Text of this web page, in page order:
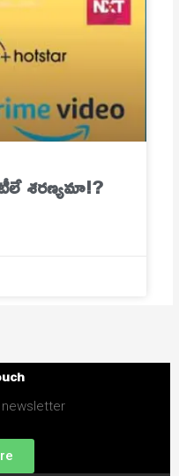
శ‌ర‌ణ్య‌మా!?